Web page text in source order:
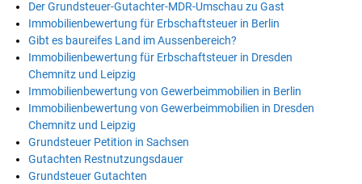
Der Grundsteuer-Gutachter-MDR-Umschau zu Gast
Immobilienbewertung für Erbschaftsteuer in Berlin
Gibt es baureifes Land im Aussenbereich?
Immobilienbewertung für Erbschaftsteuer in Dresden
Chemnitz und Leipzig
Immobilienbewertung von Gewerbeimmobilien in Berlin
Immobilienbewertung von Gewerbeimmobilien in Dresden
Chemnitz und Leipzig
Grundsteuer Petition in Sachsen
Gutachten Restnutzungsdauer
Grundsteuer Gutachten